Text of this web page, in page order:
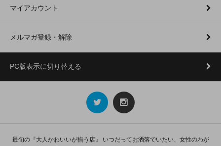
マイアカウント
メルマガ登録・解除
PC版表示に切り替える
最旬の『大人かわいいが揃う店』 いつだってお洒落でいたい、女性のわが